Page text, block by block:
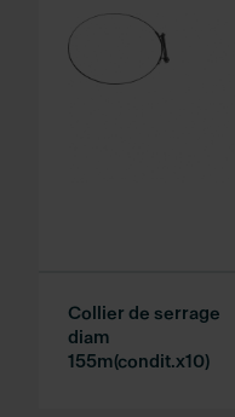
Collier de serrage
diam
155m(condit.x10)